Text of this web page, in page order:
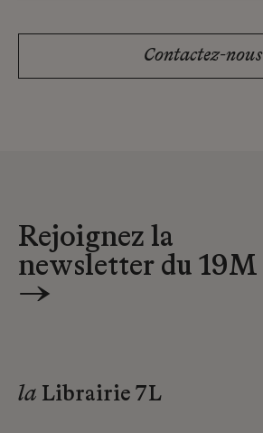
Contactez-nous
Rejoignez la
newsletter du 19M
→
la Librairie 7L